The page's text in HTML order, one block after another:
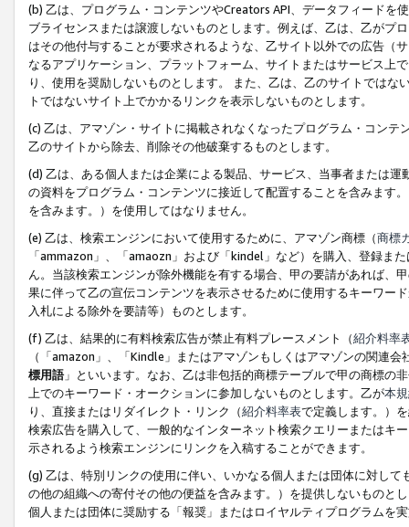
(b) 乙は、プログラム・コンテンツやCreators API、データフィード
ブライセンスまたは譲渡しないものとします。例えば、乙は、乙がプ
はその他付与することが要求されるような、乙サイト以外での広告（
なるアプリケーション、プラットフォーム、サイトまたはサービス上
り、使用を奨励しないものとします。 また、乙は、乙のサイトでは
トではないサイト上でかかるリンクを表示しないものとします。
(c) 乙は、アマゾン・サイトに掲載されなくなったプログラム・コン
乙のサイトから除去、削除その他破棄するものとします。
(d) 乙は、ある個人または企業による製品、サービス、当事者または
の資料をプログラム・コンテンツに接近して配置することを含みます
を含みます。）を使用してはなりません。
(e) 乙は、検索エンジンにおいて使用するために、アマゾン商標（商標
「ammazon」、「amaozn」および「kindel」など）を購入、登録ま
ん。当該検索エンジンが除外機能を有する場合、甲の要請があれば、
果に伴って乙の宣伝コンテンツを表示させるために使用するキーワー
入札による除外を要請等）ものとします。
(f) 乙は、結果的に有料検索広告が禁止有料プレースメント（紹介料率
（「amazon」、「Kindle」またはアマゾンもしくはアマゾンの関連
標用語」といいます。なお、乙は非包括的商標テーブルで甲の商標の
上でのキーワード・オークションに参加しないものとします。乙が本
り、直接またはリダイレクト・リンク（紹介料率表で定義します。）
検索広告を購入して、一般的なインターネット検索クエリーまたはキ
示されるよう検索エンジンにリンクを入稿することができます。
(g) 乙は、特別リンクの使用に伴い、いかなる個人または団体に対し
の他の組織への寄付その他の便益を含みます。）を提供しないものと
個人または団体に奨励する「報奨」またはロイヤルティプログラムを